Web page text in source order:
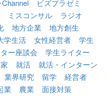
ビズプラゼミ
ミスコンサル
ラジオ
地方企業
地方創生
学生活 女性経営者
学生
ー座談会
学生ライター
就活
就活・インターン
業界研究 留学
経営者
業 農業 面接対策